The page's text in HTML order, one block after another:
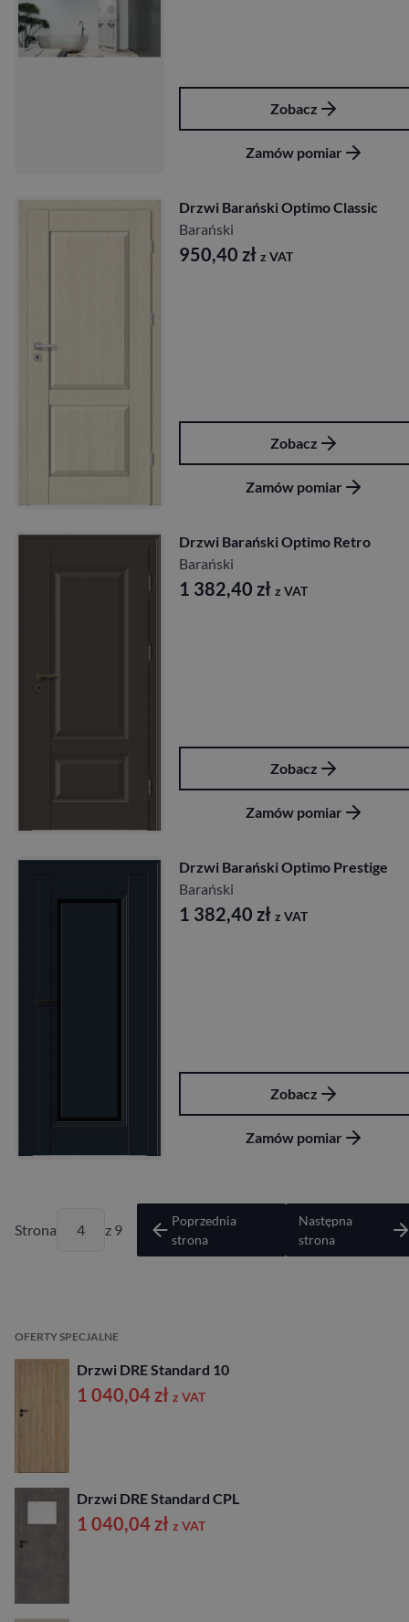
Zobacz
Zamów pomiar
Drzwi Barański Optimo Classic
Barański
950,40 zł z VAT
Zobacz
Zamów pomiar
Drzwi Barański Optimo Retro
Barański
1 382,40 zł z VAT
Zobacz
Zamów pomiar
Drzwi Barański Optimo Prestige
Barański
1 382,40 zł z VAT
Zobacz
Zamów pomiar
Strona z 9
Poprzednia
strona
Następna
strona
OFERTY SPECJALNE
Drzwi DRE Standard 10
1 040,04 zł z VAT
Drzwi DRE Standard CPL
1 040,04 zł z VAT